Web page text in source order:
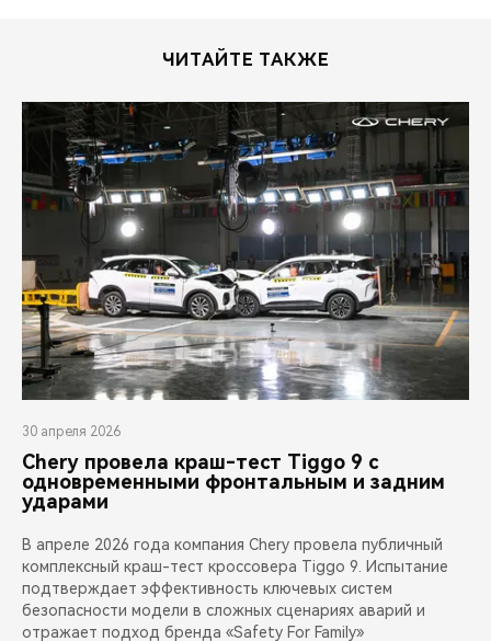
ЧИТАЙТЕ ТАКЖЕ
30 апреля 2026
Chery провела краш-тест Tiggo 9 с
одновременными фронтальным и задним
ударами
В апреле 2026 года компания Chery провела публичный
комплексный краш-тест кроссовера Tiggo 9. Испытание
подтверждает эффективность ключевых систем
безопасности модели в сложных сценариях аварий и
отражает подход бренда «Safety For Family»